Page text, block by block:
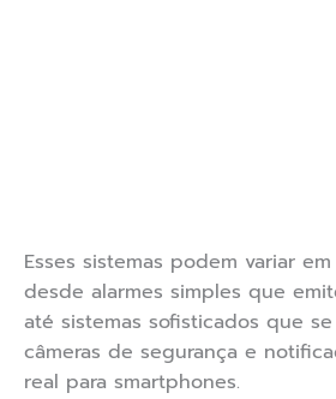
Esses sistemas podem variar
desde alarmes simples que
até sistemas sofisticados que
câmeras de segurança e
real para smartphones.